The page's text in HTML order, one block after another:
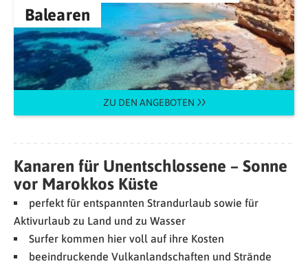
Balearen
ZU DEN ANGEBOTEN
Kanaren für Unentschlossene – Sonne
vor Marokkos Küste
perfekt für entspannten Strandurlaub sowie für
Aktivurlaub zu Land und zu Wasser
Surfer kommen hier voll auf ihre Kosten
beeindruckende Vulkanlandschaften und Strände